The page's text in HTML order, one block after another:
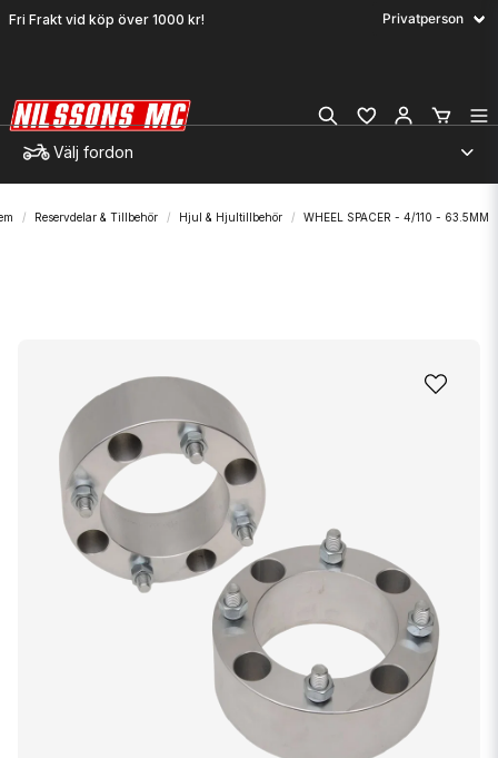
Fri Frakt vid köp över 1000 kr!
Välj fordon
Reservdelar & Tillbehör Hjul & Hjultillbehör WHEEL SPACER - 4/110 - 63.5MM